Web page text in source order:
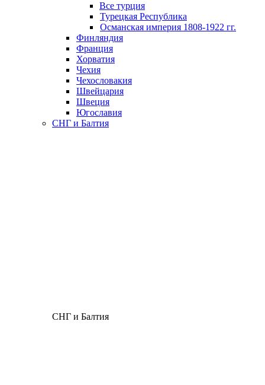
Все турция
Турецкая Республика
Османская империя 1808-1922 гг.
Финляндия
Франция
Хорватия
Чехия
Чехословакия
Швейцария
Швеция
Югославия
СНГ и Балтия
СНГ и Балтия